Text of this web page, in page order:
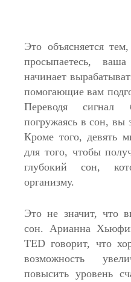
Это объясняется
просыпаетесь,
начинает
помогающие вам
Переводя сигнал
погружаясь в сон, вы
Кроме того, девять
для того, чтобы
глубокий сон,
организму.
Это не значит, что
сон. Арианна
TED говорит, что
возможность
повысить уровень